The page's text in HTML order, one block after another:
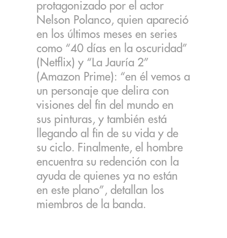
protagonizado por el actor
Nelson Polanco, quien apareció
en los últimos meses en series
como “40 días en la oscuridad”
(Netflix) y “La Jauría 2”
(Amazon Prime): “en él vemos a
un personaje que delira con
visiones del fin del mundo en
sus pinturas, y también está
llegando al fin de su vida y de
su ciclo. Finalmente, el hombre
encuentra su redención con la
ayuda de quienes ya no están
en este plano”, detallan los
miembros de la banda.